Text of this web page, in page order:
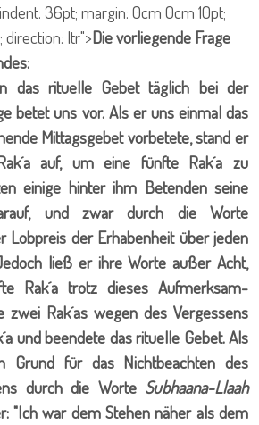
36pt; margin: 0cm 0cm 10pt;
ltr">Die vorliegende Frage
das rituelle Gebet täglich bei der
betet uns vor. Als er uns einmal das
Mittagsgebet vorbetete, stand er
auf, um eine fünfte Rak´a zu
einige hinter ihm Betenden seine
und zwar durch die Worte
Lobpreis der Erhabenheit über jeden
ließ er ihre Worte außer Acht,
Rak´a trotz dieses Aufmerksam-
zwei Rak´as wegen des Vergessens
und beendete das rituelle Gebet. Als
Grund für das Nichtbeachten des
durch die Worte Subhaana-Llaah
"Ich war dem Stehen näher als dem